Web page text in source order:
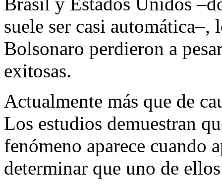
suele ser casi
Bolsonaro perdieron a
exitosas.
Actualmente más que de
Los estudios demuestran
fenómeno aparece cuando
determinar que uno de